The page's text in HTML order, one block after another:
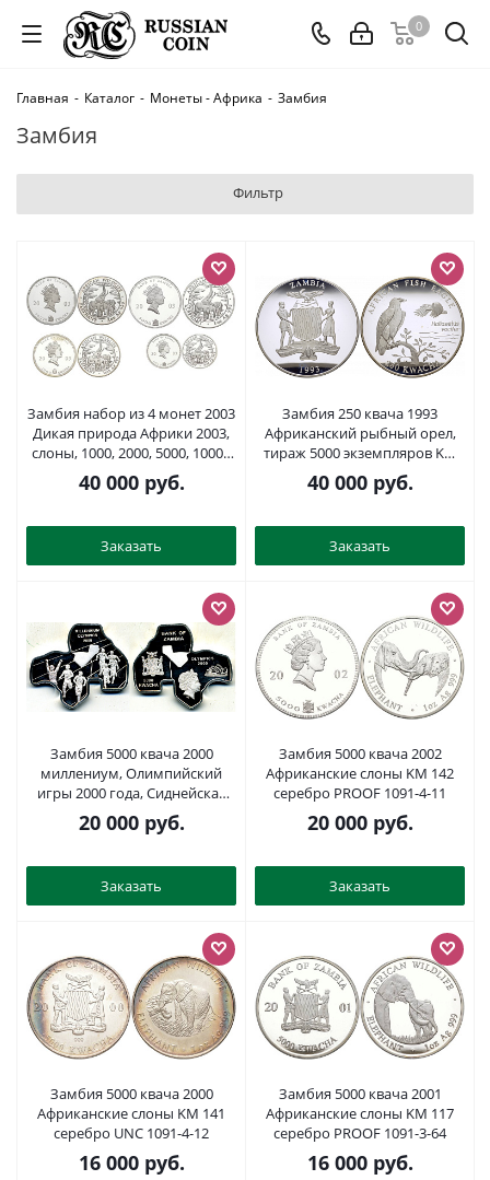
0
Главная - Каталог - Монеты - Африка - Замбия
Замбия
Фильтр
Замбия набор из 4 монет 2003
Дикая природа Африки 2003,
слоны, 1000, 2000, 5000, 10000
квача (1/4 OZ, 1/2 OZ, 1 OZ, 2
OZ), в оригинальной
сертификатом №0532, тираж
2000 экз. KM 183, 184, 185, 188
серебро PROOF 3-5-2-52
40 000руб.
Заказать
Замбия 250 квача 1993
Африканский рыбный орел,
тираж 5000 экземпляров KM
34 серебро PROOF 11-097-12-1
40 000руб.
Заказать
Замбия 5000 квача 2000
миллениум, Олимпийский
игры 2000 года, Сиднейская
опера, Елизавета II KM 115
серебро PROOF 1071-9-23
20 000руб.
Заказать
Замбия 5000 квача 2002
Африканские слоны KM 142
серебро PROOF 1091-4-11
20 000руб.
Заказать
Замбия 5000 квача 2000
Африканские слоны KM 141
серебро UNC 1091-4-12
16 000руб.
Замбия 5000 квача 2001
Африканские слоны KM 117
серебро PROOF 1091-3-64
16 000руб.